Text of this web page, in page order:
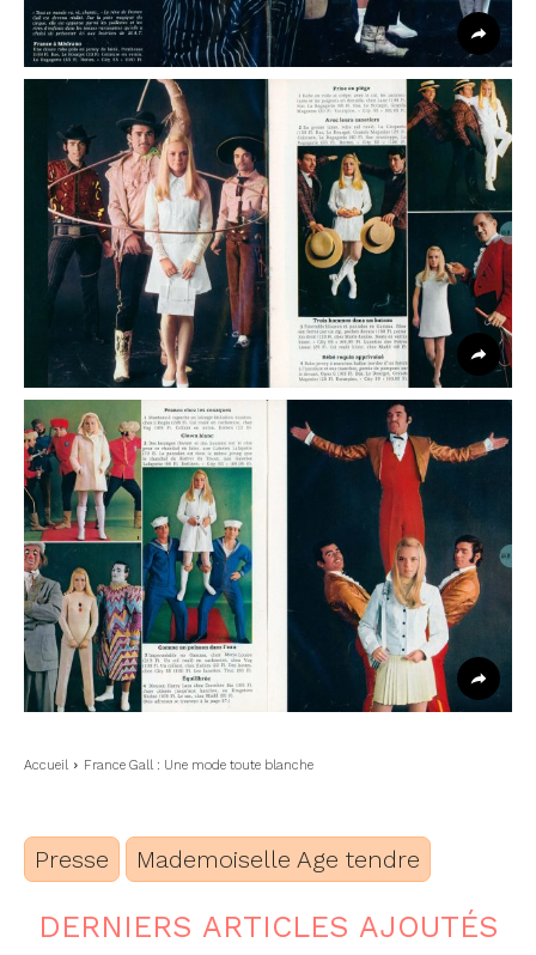
Accueil France Gall : Une mode toute blanche
Presse Mademoiselle Age tendre
DERNIERS ARTICLES AJOUTÉS